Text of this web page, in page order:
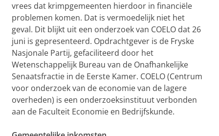
vrees dat krimpgemeenten hierdoor in financiële
problemen komen. Dat is vermoedelijk niet het
geval. Dit blijkt uit een onderzoek van COELO dat 26
juni is gepresenteerd. Opdrachtgever is de Fryske
Nasjonale Partij, gefaciliteerd door het
Wetenschappelijk Bureau van de Onafhankelijke
Senaatsfractie in de Eerste Kamer. COELO (Centrum
voor onderzoek van de economie van de lagere
overheden) is een onderzoeksinstituut verbonden
aan de Faculteit Economie en Bedrijfskunde.